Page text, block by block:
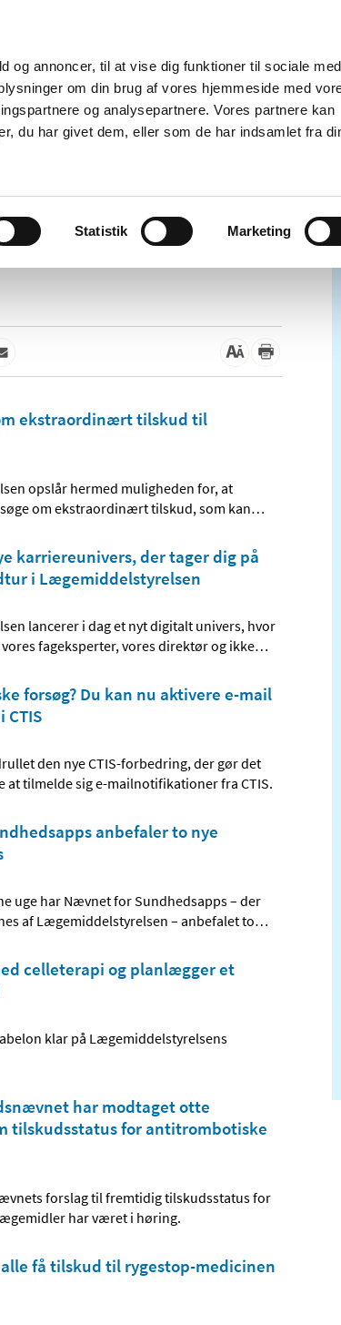
og annoncer, til at vise dig funktioner til sociale
om din brug af vores hjemmeside med
og analysepartnere. Vores partnere kan
du har givet dem, eller som de har indsamlet fra
Statistik Marketing
Nyheder Om os Kontakt
Tilskud og
Apoteker og salg af
ekstraordinært tilskud til
opslår hermed muligheden for, at
om ekstraordinært tilskud, som kan…
karriereunivers, der tager dig på
i Lægemiddelstyrelsen
lancerer i dag et nyt digitalt univers, hvor
fageksperter, vores direktør og ikke…
forsøg? Du kan nu aktivere e-mail
den nye CTIS-forbedring, der gør det
at tilmelde sig e-mailnotifikationer fra CTIS.
anbefaler to nye
uge har Nævnet for Sundhedsapps – der
af Lægemiddelstyrelsen – anbefalet to…
celleterapi og planlægger et
klar på Lægemiddelstyrelsens
har modtaget otte
tilskudsstatus for antitrombotiske
forslag til fremtidig tilskudsstatus for
har været i høring.
få tilskud til rygestop-medicinen